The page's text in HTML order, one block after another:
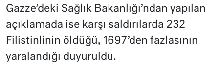
Gazze’deki Sağlık Bakanlığı’ndan yapılan
açıklamada ise karşı saldırılarda 232
Filistinlinin öldüğü, 1697’den fazlasının
yaralandığı duyuruldu.